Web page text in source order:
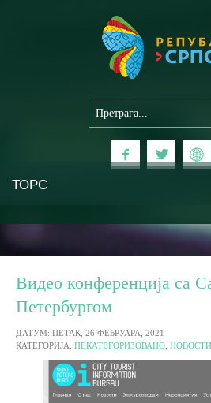
ТОРС
Планински туризам
Бањски туризам
Вјерски туризам
Видео конференција са
Петербургом
ДАТУМ: ПЕТАК, 26 ФЕБРУАРА, 2021
КАТЕГОРИЈА: НЕКАТЕГОРИЗОВАНО НОВОСТИ